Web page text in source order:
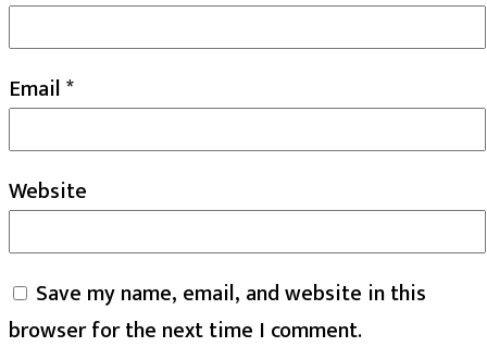
Email*
Website
Save my name, email, and website in this
browser for the next time I comment.